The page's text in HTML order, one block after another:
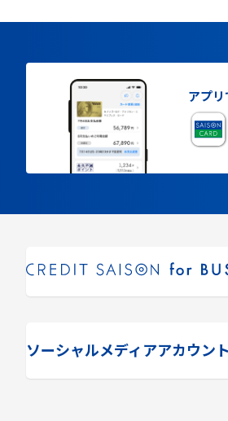
アプリ
ソーシャルメディアアカウント